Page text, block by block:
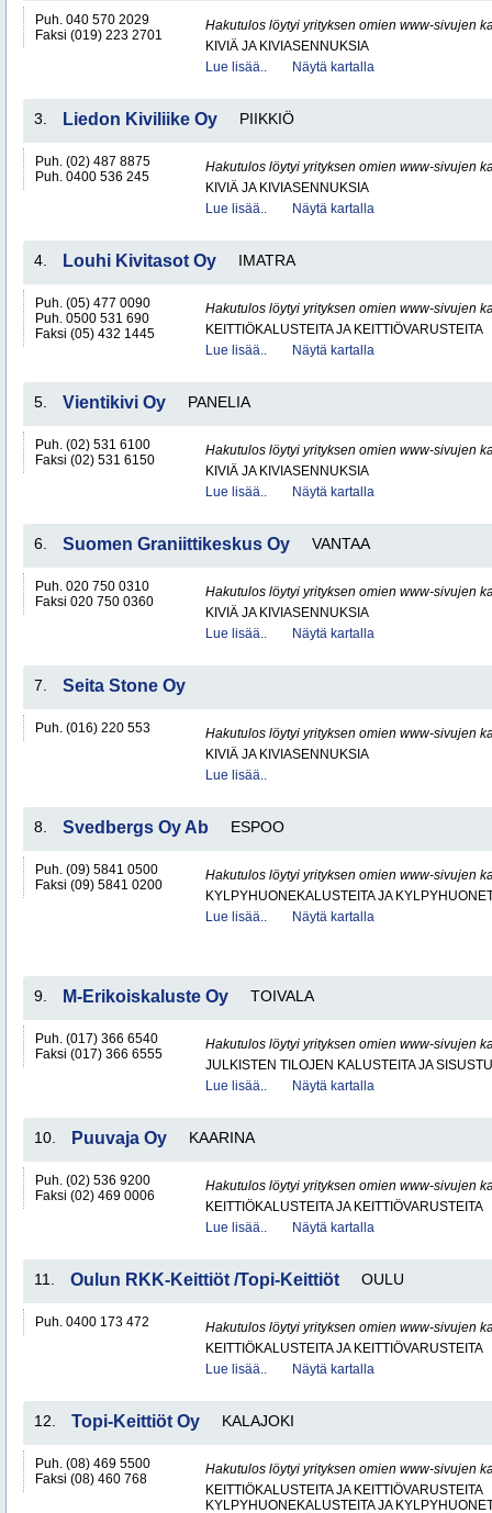
Puh. 040 570 2029
Faksi (019) 223 2701
Hakutulos löytyi yrityksen omien www-sivujen
KIVIÄ JA KIVIASENNUKSIA
Lue lisää..
Näytä kartalla
3. Liedon Kiviliike Oy PIIKKIÖ
Puh. (02) 487 8875
Puh. 0400 536 245
Hakutulos löytyi yrityksen omien www-sivujen
KIVIÄ JA KIVIASENNUKSIA
Lue lisää..
Näytä kartalla
4. Louhi Kivitasot Oy IMATRA
Puh. (05) 477 0090
Puh. 0500 531 690
Faksi (05) 432 1445
Hakutulos löytyi yrityksen omien www-sivujen
KEITTIÖKALUSTEITA JA KEITTIÖVARUSTEITA
Lue lisää..
Näytä kartalla
5. Vientikivi Oy PANELIA
Puh. (02) 531 6100
Faksi (02) 531 6150
Hakutulos löytyi yrityksen omien www-sivujen
KIVIÄ JA KIVIASENNUKSIA
Lue lisää..
Näytä kartalla
6. Suomen Graniittikeskus Oy VANTAA
Puh. 020 750 0310
Faksi 020 750 0360
Hakutulos löytyi yrityksen omien www-sivujen
KIVIÄ JA KIVIASENNUKSIA
Lue lisää..
Näytä kartalla
7. Seita Stone Oy
Puh. (016) 220 553
Hakutulos löytyi yrityksen omien www-sivujen
KIVIÄ JA KIVIASENNUKSIA
Lue lisää..
8. Svedbergs Oy Ab ESPOO
Puh. (09) 5841 0500
Faksi (09) 5841 0200
Hakutulos löytyi yrityksen omien www-sivujen
KYLPYHUONEKALUSTEITA JA
Lue lisää..
Näytä kartalla
9. M-Erikoiskaluste Oy TOIVALA
Puh. (017) 366 6540
Faksi (017) 366 6555
Hakutulos löytyi yrityksen omien www-sivujen
JULKISTEN TILOJEN KALUSTEITA JA
Lue lisää..
Näytä kartalla
10. Puuvaja Oy KAARINA
Puh. (02) 536 9200
Faksi (02) 469 0006
Hakutulos löytyi yrityksen omien www-sivujen
KEITTIÖKALUSTEITA JA KEITTIÖVARUSTEITA
Lue lisää..
Näytä kartalla
11. Oulun RKK-Keittiöt /Topi-Keittiöt OULU
Puh. 0400 173 472
Hakutulos löytyi yrityksen omien www-sivujen
KEITTIÖKALUSTEITA JA KEITTIÖVARUSTEITA
Lue lisää..
Näytä kartalla
12. Topi-Keittiöt Oy KALAJOKI
Puh. (08) 469 5500
Faksi (08) 460 768
Hakutulos löytyi yrityksen omien www-sivujen
KEITTIÖKALUSTEITA JA KEITTIÖVARUSTEITA
KYLPYHUONEKALUSTEITA JA